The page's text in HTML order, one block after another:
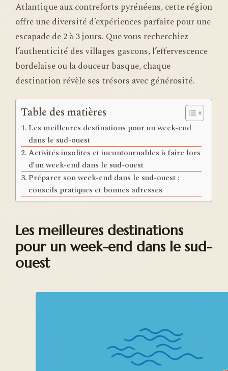
Atlantique aux contreforts pyrénéens, cette région
offre une diversité d’expériences parfaite pour une
escapade de 2 à 3 jours. Que vous recherchiez
l’authenticité des villages gascons, l’effervescence
bordelaise ou la douceur basque, chaque
destination révèle ses trésors avec générosité.
Table des matières
Les meilleures destinations pour un week-end
dans le sud-ouest
Activités insolites et incontournables à faire lors
d’un week-end dans le sud-ouest
Préparer son week-end dans le sud-ouest :
conseils pratiques et bonnes adresses
Les meilleures destinations
pour un week-end dans le sud-
ouest